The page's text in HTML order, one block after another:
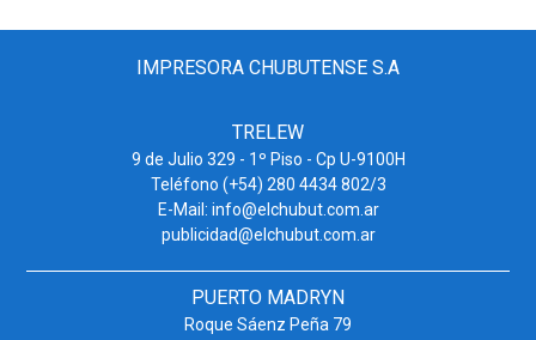
IMPRESORA CHUBUTENSE S.A
TRELEW
9 de Julio 329 - 1º Piso - Cp U-9100H
Teléfono (+54) 280 4434 802/3
E-Mail: info@elchubut.com.ar
publicidad@elchubut.com.ar
PUERTO MADRYN
Roque Sáenz Peña 79